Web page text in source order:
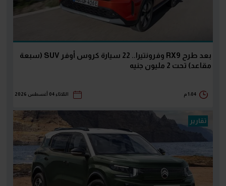
بعد طرح RX9 وفرونتيرا.. 22 سيارة كروس أوفر SUV (سبعة
مقاعد) تحت 2 مليون جنيه
1:04 م الثلاثاء 04 أغسطس 2026
تقارير